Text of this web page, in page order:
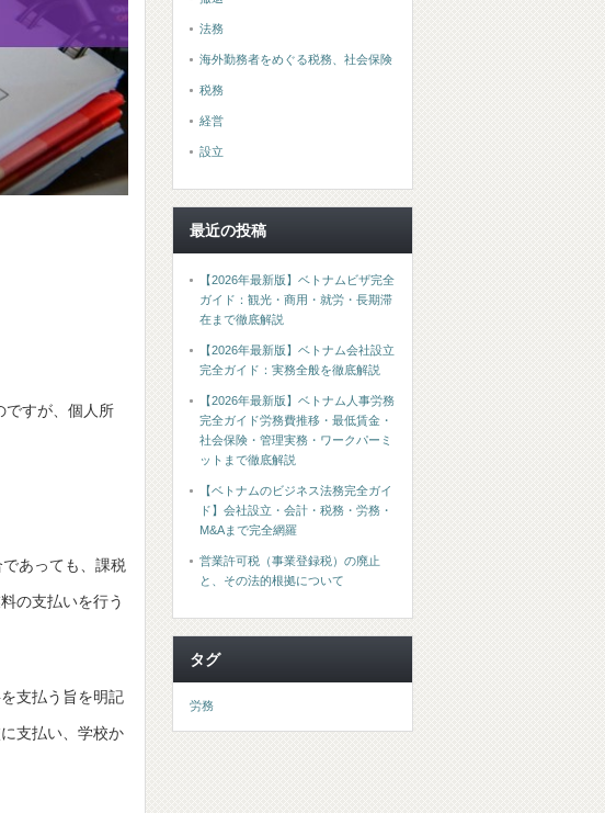
ですが、個人所
あっても、課税
の支払いを行う
支払う旨を明記
支払い、学校か
法務
海外勤務者をめぐる税務、社会保険
税務
経営
設立
最近の投稿
【2026年最新版】ベトナムビザ完全
ガイド：観光・商用・就労・長期滞
在まで徹底解説
【2026年最新版】ベトナム会社設立
完全ガイド：実務全般を徹底解説
【2026年最新版】ベトナム人事労務
完全ガイド労務費推移・最低賃金・
社会保険・管理実務・ワークパーミ
ットまで徹底解説
【ベトナムのビジネス法務完全ガイ
ド】会社設立・会計・税務・労務・
M&Aまで完全網羅
営業許可税（事業登録税）の廃止
と、その法的根拠について
タグ
労務